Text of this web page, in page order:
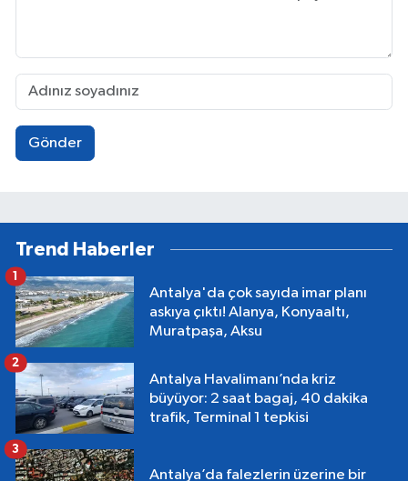
Gönder
Trend Haberler
Antalya'da çok sayıda imar planı
askıya çıktı! Alanya, Konyaaltı,
Muratpaşa, Aksu
1
Antalya Havalimanı’nda kriz
büyüyor: 2 saat bagaj, 40 dakika
trafik, Terminal 1 tepkisi
2
Antalya’da falezlerin üzerine bir
3